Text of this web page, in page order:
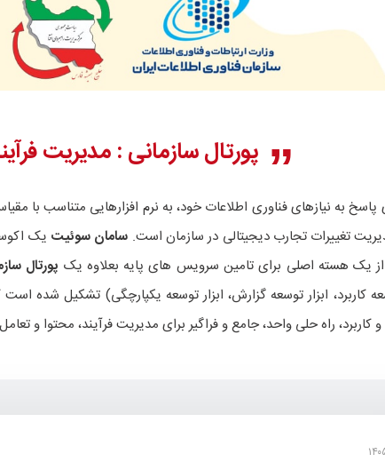
پورتال سازمانی: مدیریت
پاسخ به نیازهای فناوری اطلاعات خود، به نرم افزارهایی متناسب با
سامان سوئیت یک
از یک هسته اصلی برای تامین سرویس های پایه بعلاوه یک پورتال
کاربرد، ابزار توسعه گزارش، ابزار توسعه یکپارچگی) تشکیل
راه حلی واحد، جامع و فراگیر برای مدیریت فرآیند، محتوا و
۱۶